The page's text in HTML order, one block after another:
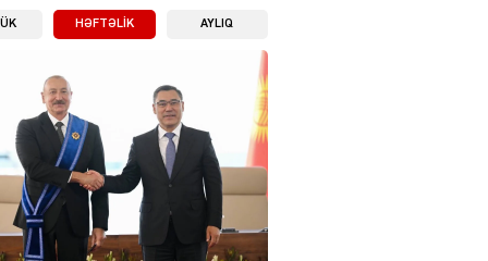
layihəsi ilə bağlı AÇIQLAMA
04.08.2026
Müharibə Rusiyanın belini
bükür
04.08.2026 3987
HƏFTƏLIK AYLIQ